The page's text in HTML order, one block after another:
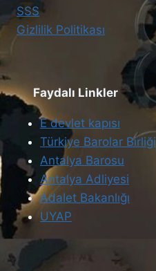
SSS
Gizlilik Politikası
Faydalı Linkler
E devlet kapısı
Türkiye Barolar Birliği
Antalya Barosu
Antalya Adliyesi
Adalet Bakanlığı
UYAP